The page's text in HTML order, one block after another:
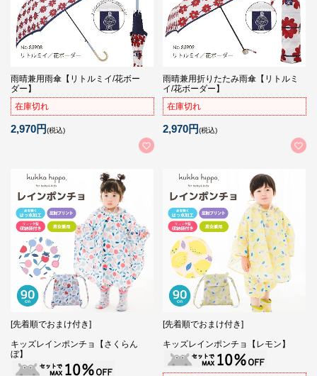
雨晴兼用雨傘【リトルミイ/花ボー
ダー】
在庫切れ
2,970円(税込)
雨晴兼用折りたたみ雨傘【リトルミ
イ/花ボーダー】
在庫切れ
2,970円(税込)
[先着順でおまけ付き]
キッズレインポンチョ【さくらん
ぼ】
[先着順でおまけ付き]
キッズレインポンチョ【レモン】